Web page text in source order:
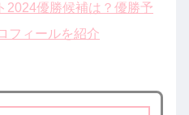
2024優勝候補は？優勝予
フィールを紹介